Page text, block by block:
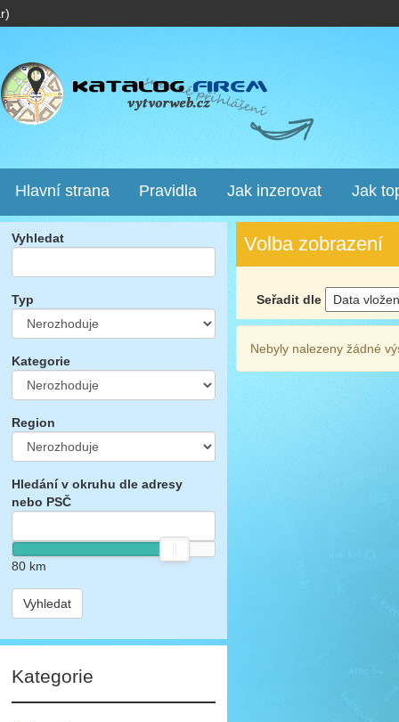
Hlavní strana Pravidla Jak inzerovat Jak
Vyhledat
Typ
Kategorie
Region
Hledání v okruhu dle adresy
nebo PSČ
80km
Vyhledat
Kategorie
Volba zobrazení
Seřadit dle
Nebyly nalezeny žádné